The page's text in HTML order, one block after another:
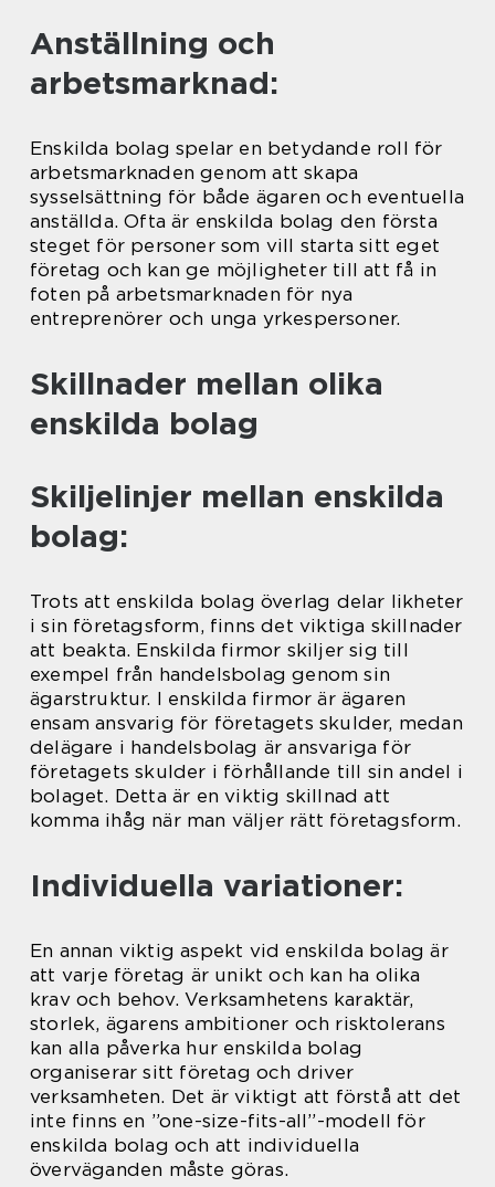
Anställning och
arbetsmarknad:
Enskilda bolag spelar en betydande roll för
arbetsmarknaden genom att skapa
sysselsättning för både ägaren och eventuella
anställda. Ofta är enskilda bolag den första
steget för personer som vill starta sitt eget
företag och kan ge möjligheter till att få in
foten på arbetsmarknaden för nya
entreprenörer och unga yrkespersoner.
Skillnader mellan olika
enskilda bolag
Skiljelinjer mellan enskilda
bolag:
Trots att enskilda bolag överlag delar likheter
i sin företagsform, finns det viktiga skillnader
att beakta. Enskilda firmor skiljer sig till
exempel från handelsbolag genom sin
ägarstruktur. I enskilda firmor är ägaren
ensam ansvarig för företagets skulder, medan
delägare i handelsbolag är ansvariga för
företagets skulder i förhållande till sin andel i
bolaget. Detta är en viktig skillnad att
komma ihåg när man väljer rätt företagsform.
Individuella variationer:
En annan viktig aspekt vid enskilda bolag är
att varje företag är unikt och kan ha olika
krav och behov. Verksamhetens karaktär,
storlek, ägarens ambitioner och risktolerans
kan alla påverka hur enskilda bolag
organiserar sitt företag och driver
verksamheten. Det är viktigt att förstå att det
inte finns en ”one-size-fits-all”-modell för
enskilda bolag och att individuella
överväganden måste göras.